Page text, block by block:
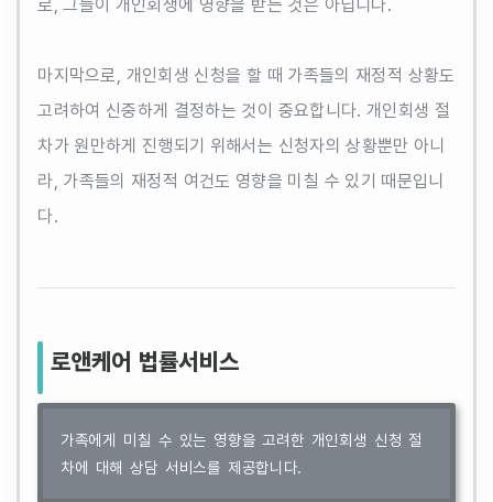
로, 그들이 개인회생에 영향을 받는 것은 아닙니다.
마지막으로, 개인회생 신청을 할 때 가족들의 재정적 상황도
고려하여 신중하게 결정하는 것이 중요합니다. 개인회생 절
차가 원만하게 진행되기 위해서는 신청자의 상황뿐만 아니
라, 가족들의 재정적 여건도 영향을 미칠 수 있기 때문입니
다.
로앤케어 법률서비스
가족에게 미칠 수 있는 영향을 고려한 개인회생 신청 절
차에 대해 상담 서비스를 제공합니다.